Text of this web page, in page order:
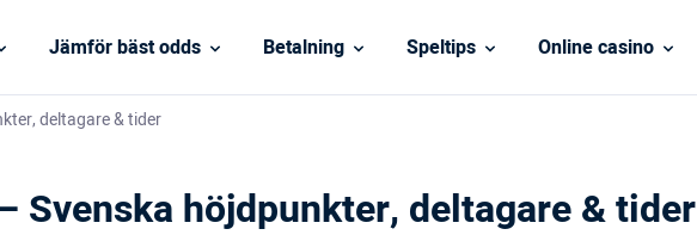
Jämför bäst odds Betalning Speltips Online casino
deltagare & tider
Svenska höjdpunkter, deltagare & tider